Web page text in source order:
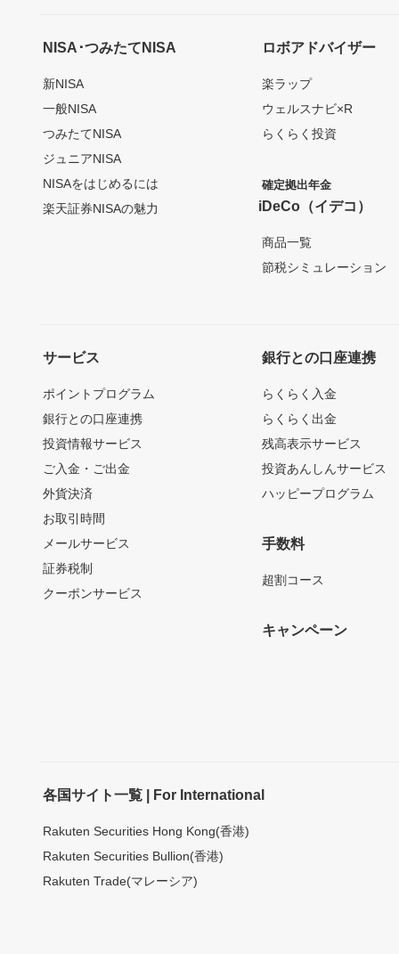
NISA･つみたてNISA
新NISA
一般NISA
つみたてNISA
ジュニアNISA
NISAをはじめるには
楽天証券NISAの魅力
ロボアドバイザー
楽ラップ
ウェルスナビ×R
らくらく投資
確定拠出年金
iDeCo（イデコ）
商品一覧
節税シミュレーション
サービス
ポイントプログラム
銀行との口座連携
投資情報サービス
ご入金・ご出金
外貨決済
お取引時間
メールサービス
証券税制
クーポンサービス
銀行との口座連携
らくらく入金
らくらく出金
残高表示サービス
投資あんしんサービス
ハッピープログラム
手数料
超割コース
キャンペーン
各国サイト一覧 | For International
Rakuten Securities Hong Kong(香港)
Rakuten Securities Bullion(香港)
Rakuten Trade(マレーシア)